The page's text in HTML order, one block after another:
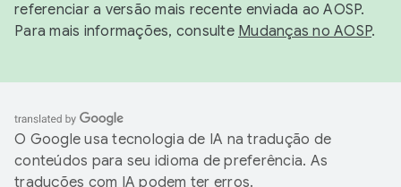
referenciar a versão mais recente enviada ao AOSP.
Para mais informações, consulte Mudanças no AOSP.
O Google usa tecnologia de IA na tradução de
conteúdos para seu idioma de preferência. As
traduções com IA podem ter erros.